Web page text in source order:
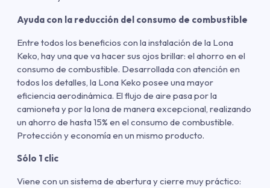
Ayuda con la reducción del consumo de combustible
Entre todos los beneficios con la instalación de la Lona
Keko, hay una que va hacer sus ojos brillar: el ahorro en el
consumo de combustible. Desarrollada con atención en
todos los detalles, la Lona Keko posee una mayor
eficiencia aerodinámica. El flujo de aire pasa por la
camioneta y por la lona de manera excepcional, realizando
un ahorro de hasta 15% en el consumo de combustible.
Protección y economía en un mismo producto.
Sólo 1 clic
Viene con un sistema de abertura y cierre muy práctico: